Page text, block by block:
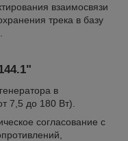
взаимосвязи
трека в базу
в
7,5 до 180 Вт).
согласование с